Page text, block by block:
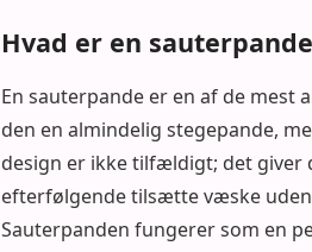
Hvad er en
En sauterpande er en af de mest
den en almindelig stegepande,
design er ikke tilfældigt; det giver
efterfølgende tilsætte væske
Sauterpanden fungerer som en